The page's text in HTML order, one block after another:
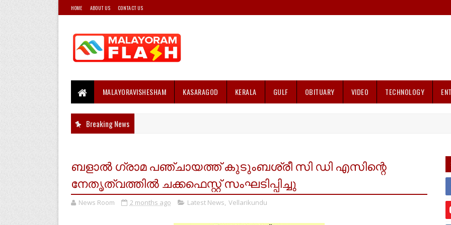
HOME ABOUT US CONTACT US
MALAYORAVISHESHAM KASARAGOD KERALA GULF OBITUARY VIDEO TECHNOLOGY
Breaking News
ബളാൽ ഗ്രാമ പഞ്ചായത്ത് കുടുംബശ്രീ സി ഡി എസിന്റെ
നേതൃത്വത്തിൽ ചക്കഫെസ്റ്റ് സംഘടിപ്പിച്ചു
News Room 2 months ago Latest News, Vellarikundu